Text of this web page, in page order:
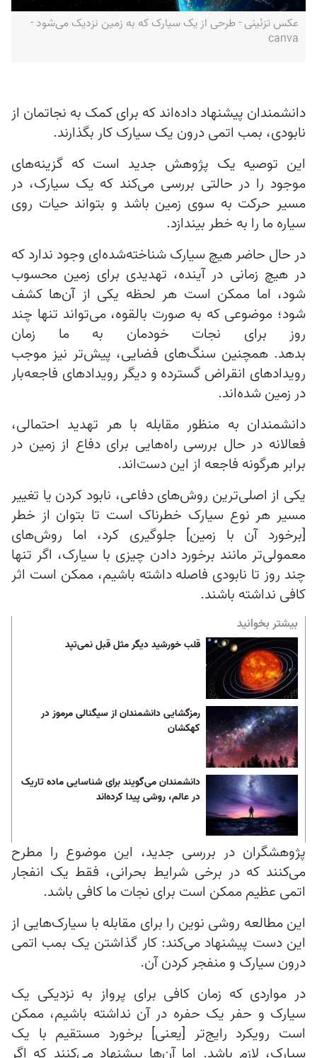
عکس تزئینی - طرحی از یک سیارک که به زمین نزدیک می‌شود -
canva
دانشمندان پیشنهاد داده‌اند که برای کمک به نجاتمان از
نابودی، بمب اتمی درون یک سیارک کار بگذارند.
این توصیه یک پژوهش جدید است که گزینه‌های
موجود را در حالتی بررسی می‌کند که یک سیارک، در
مسیر حرکت به سوی زمین باشد و بتواند حیات روی
سیاره ما را به خطر بیندازد.
در حال حاضر هیچ سیارک شناخته‌شده‌ای وجود ندارد که
در هیچ زمانی در آینده، تهدیدی برای زمین محسوب
شود، اما ممکن است هر لحظه یکی از آن‌ها کشف
شود؛ موضوعی که به صورت بالقوه، می‌تواند تنها چند
روز برای نجات خودمان به ما زمان
بدهد. همچنین سنگ‌های فضایی، پیش‌تر نیز موجب
رویدادهای انقراض گسترده و دیگر رویدادهای فاجعه‌بار
در زمین شده‌اند.
دانشمندان به منظور مقابله با هر تهدید احتمالی،
فعالانه در حال بررسی راه‌هایی برای دفاع از زمین در
برابر هرگونه فاجعه از این دست‌اند.
یکی از اصلی‌ترین روش‌های دفاعی، نابود کردن یا تغییر
مسیر هر نوع سیارک خطرناک است تا بتوان از خطر
[برخورد آن با زمین] جلوگیری کرد، اما روش‌های
معمولی‌تر مانند برخورد دادن چیزی با سیارک، اگر تنها
چند روز تا نابودی فاصله داشته باشیم، ممکن است اثر
کافی نداشته باشند.
بیشتر بخوانید
قلب خورشید دیگر مثل قبل نمی‌‌تپد
رمزگشایی دانشمندان از سیگنالی مرموز در
کهکشان
دانشمندان می‌گویند برای شناسایی ماده تاریک
در عالم، روشی پیدا کرده‌اند
پژوهشگران در بررسی جدید، این موضوع را مطرح
می‌کنند که در برخی شرایط بحرانی، فقط یک انفجار
اتمی عظیم ممکن است برای نجات ما کافی باشد.
این مطالعه روشی نوین را برای مقابله با سیارک‌هایی از
این دست پیشنهاد می‌کند: کار گذاشتن یک بمب اتمی
درون سیارک و منفجر کردن آن.
در مواردی که زمان کافی برای پرواز به نزدیکی یک
سیارک و حفر یک حفره در آن نداشته باشیم، ممکن
است رویکرد رایج‌تر [یعنی] برخورد مستقیم با یک